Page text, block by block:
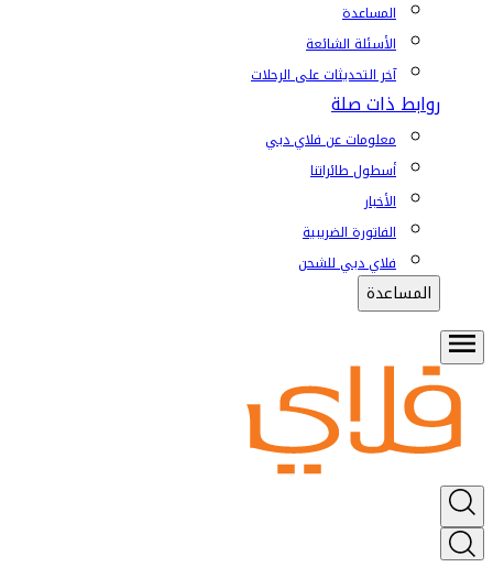
المساعدة
الأسئلة الشائعة
آخر التحديثات على الرحلات
روابط ذات صلة
معلومات عن فلاي دبي
أسطول طائراتنا
الأخبار
الفاتورة الضريبية
فلاي دبي للشحن
المساعدة